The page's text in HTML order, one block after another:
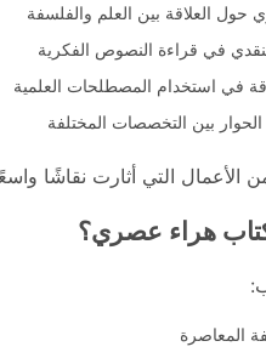
العلاقة بين العلم والفلسفة
في قراءة النصوص الفكرية
في استخدام المصطلحات العلمية
بين التخصصات المختلفة
الأعمال التي أثارت نقاشًا
هراء عصري؟
المعاصرة